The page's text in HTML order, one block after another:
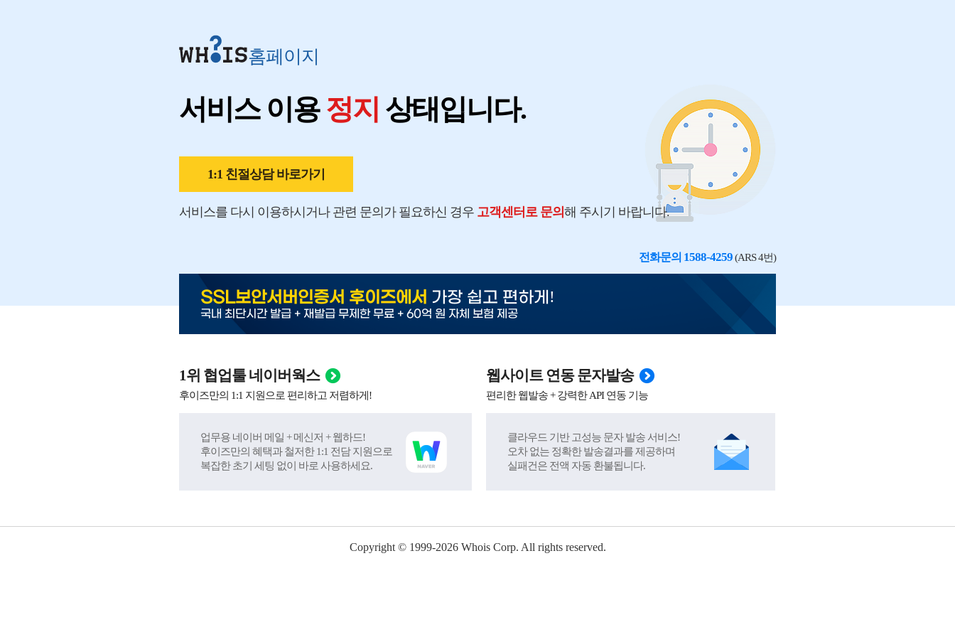
홈페이지
서비스 이용 정지 상태입니다.
1:1 친절상담 바로가기
서비스를 다시 이용하시거나 관련 문의가 필요하신 경우 고객센터로 문의해 주시기 바랍니다.
전화문의 1588-4259(ARS 4번)
SSL보안서버인증서 후이즈에서 가장 쉽고 편하게 !
국내 최단시간 발급 + 재발급 무제한 무료 + 60억 원 자체 보험 제공
1위 협업툴 네이버웍스
후이즈만의 1:1 지원으로 편리하고 저렴하게!
업무용 네이버 메일 + 메신저 + 웹하드!
후이즈만의 혜택과 철저한 1:1 전담 지원으로
복잡한 초기 세팅 없이 바로 사용하세요.
웹사이트 연동 문자발송
편리한 웹발송 + 강력한 API 연동 기능
클라우드 기반 고성능 문자 발송 서비스!
오차 없는 정확한 발송결과를 제공하며
실패건은 전액 자동 환불됩니다.
Copyright © 1999-2026Whois Corp. All rights reserved.